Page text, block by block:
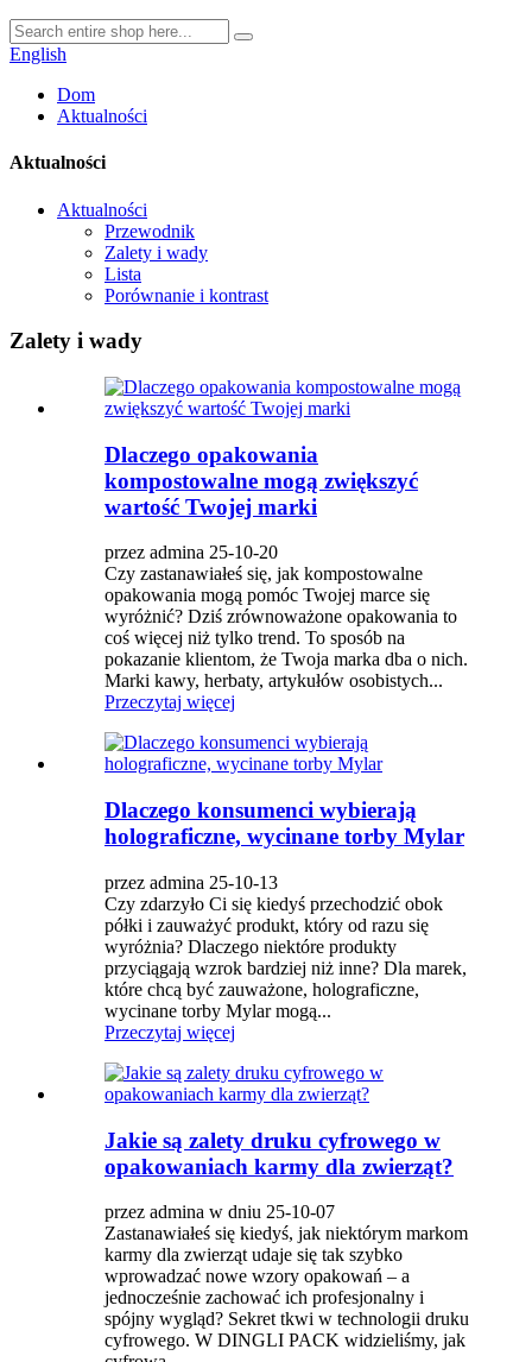
English
Dom
Aktualności
Aktualności
Aktualności
Przewodnik
Zalety i wady
Lista
Porównanie i kontrast
Zalety i wady
Dlaczego opakowania
kompostowalne mogą zwiększyć
wartość Twojej marki
przez admina 25-10-20
Czy zastanawiałeś się, jak kompostowalne
opakowania mogą pomóc Twojej marce się
wyróżnić? Dziś zrównoważone opakowania to
coś więcej niż tylko trend. To sposób na
pokazanie klientom, że Twoja marka dba o nich.
Marki kawy, herbaty, artykułów osobistych...
Przeczytaj więcej
Dlaczego konsumenci wybierają
holograficzne, wycinane torby Mylar
przez admina 25-10-13
Czy zdarzyło Ci się kiedyś przechodzić obok
półki i zauważyć produkt, który od razu się
wyróżnia? Dlaczego niektóre produkty
przyciągają wzrok bardziej niż inne? Dla marek,
które chcą być zauważone, holograficzne,
wycinane torby Mylar mogą...
Przeczytaj więcej
Jakie są zalety druku cyfrowego w
opakowaniach karmy dla zwierząt?
przez admina w dniu 25-10-07
Zastanawiałeś się kiedyś, jak niektórym markom
karmy dla zwierząt udaje się tak szybko
wprowadzać nowe wzory opakowań – a
jednocześnie zachować ich profesjonalny i
spójny wygląd? Sekret tkwi w technologii druku
cyfrowego. W DINGLI PACK widzieliśmy, jak